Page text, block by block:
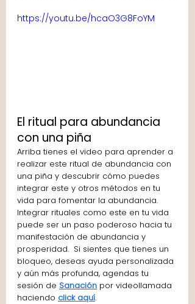
https://youtu.be/hcaO3G8FoYM
El ritual para abundancia
con una piña
Arriba tienes el video para aprender a
realizar este ritual de abundancia con
una piña y descubrir cómo puedes
integrar este y otros métodos en tu
vida para fomentar la abundancia.
Integrar rituales como este en tu vida
puede ser un paso poderoso hacia tu
manifestación de abundancia y
prosperidad.  Si sientes que tienes un
bloqueo, deseas ayuda personalizada
y aún más profunda, agendas tu
sesión de Sanación por videollamada
haciendo click aquí.